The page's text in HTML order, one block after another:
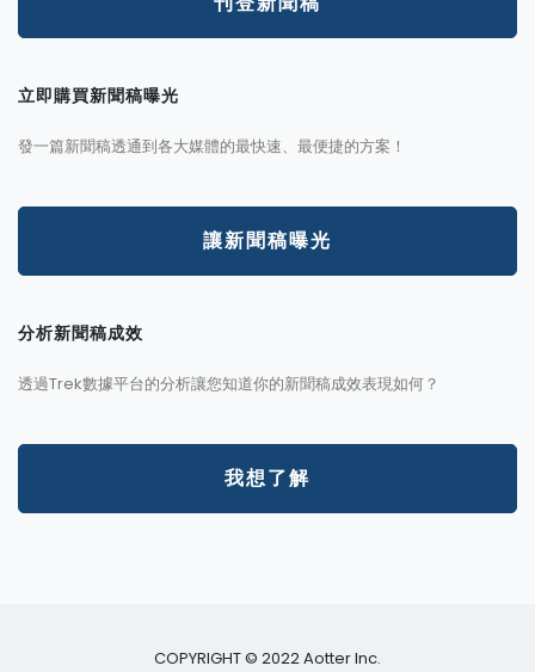
立即購買新聞稿曝光
發一篇新聞稿透通到各大媒體的最快速、最便捷的方案！
讓新聞稿曝光
分析新聞稿成效
透過Trek數據平台的分析讓您知道你的新聞稿成效表現如何？
我想了解
COPYRIGHT © 2022 Aotter Inc.